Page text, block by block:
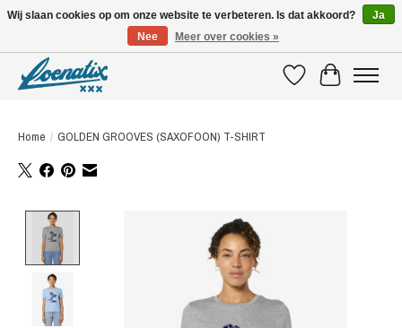
VerlanglijstWinkelwagen
Home / GOLDEN GROOVES (SAXOFOON) T-SHIRT
Product image slideshow Items
Wij slaan cookies op om onze website te verbeteren. Is dat akkoord?
Ja
Nee
Meer over cookies »